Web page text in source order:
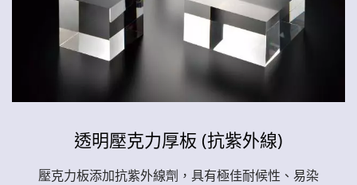
透明壓克力厚板 (抗紫外線)
壓克力板添加抗紫外線劑，具有極佳耐候性、易染